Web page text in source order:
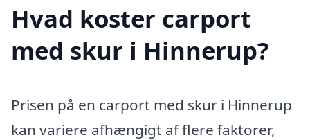
Hvad koster carport
med skur i Hinnerup?
Prisen på en carport med skur i Hinnerup
kan variere afhængigt af flere faktorer,